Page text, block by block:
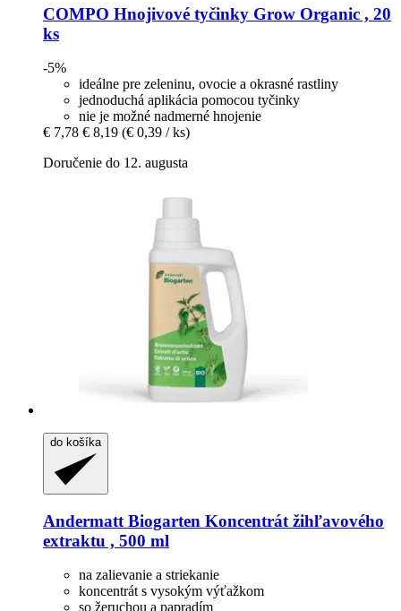
COMPO Hnojivové tyčinky Grow Organic , 20
ks
-5%
ideálne pre zeleninu, ovocie a okrasné rastliny
jednoduchá aplikácia pomocou tyčinky
nie je možné nadmerné hnojenie
€ 7,78 € 8,19 (€ 0,39 / ks)
Doručenie do 12. augusta
do košíka
Andermatt Biogarten Koncentrát žihľavového
extraktu , 500 ml
na zalievanie a striekanie
koncentrát s vysokým výťažkom
so žeruchou a papradím